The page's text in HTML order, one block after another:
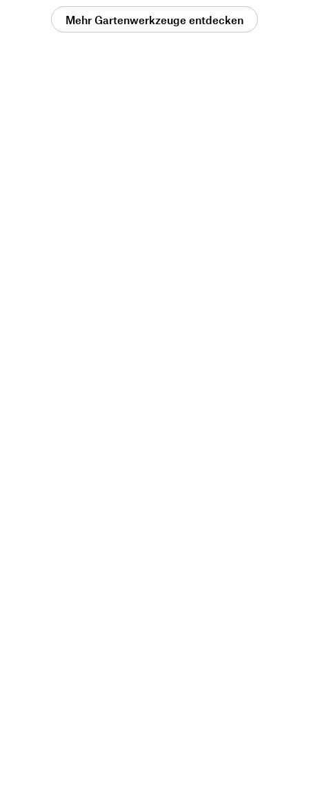
Mehr Gartenwerkzeuge entdecken